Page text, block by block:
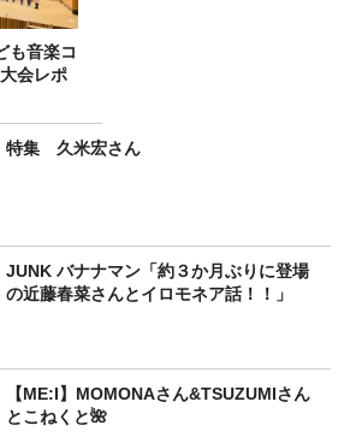
も音楽コ
会レポ
特集 久米宏さん
JUNK バナナマン「約３か月ぶりに登場
の近藤春菜さんとイロモネア話！！」
【ME:I】MOMONAさん&TSUZUMIさん
とこねくと🌺